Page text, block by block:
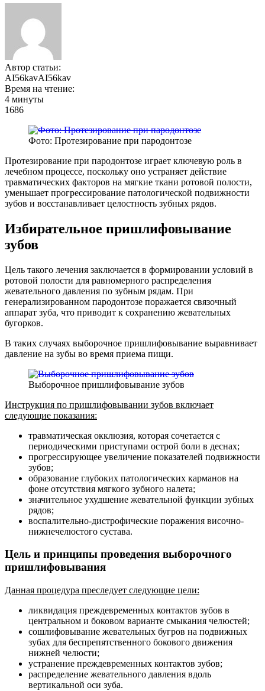
Автор статьи:
AI56kavAI56kav
Время на чтение:
4 минуты
1686
Фото: Протезирование при пародонтозе
Протезирование при пародонтозе играет ключевую роль в
лечебном процессе, поскольку оно устраняет действие
травматических факторов на мягкие ткани ротовой полости,
уменьшает прогрессирование патологической подвижности
зубов и восстанавливает целостность зубных рядов.
Избирательное пришлифовывание
зубов
Цель такого лечения заключается в формировании условий в
ротовой полости для равномерного распределения
жевательного давления по зубным рядам. При
генерализированном пародонтозе поражается связочный
аппарат зуба, что приводит к сохранению жевательных
бугорков.
В таких случаях выборочное пришлифовывание выравнивает
давление на зубы во время приема пищи.
Выборочное пришлифовывание зубов
Инструкция по пришлифовывании зубов включает
следующие показания:
травматическая окклюзия, которая сочетается с
периодическими приступами острой боли в деснах;
прогрессирующее увеличение показателей подвижности
зубов;
образование глубоких патологических карманов на
фоне отсутствия мягкого зубного налета;
значительное ухудшение жевательной функции зубных
рядов;
воспалительно-дистрофические поражения височно-
нижнечелюстого сустава.
Цель и принципы проведения выборочного
пришлифовывания
Данная процедура преследует следующие цели:
ликвидация преждевременных контактов зубов в
центральном и боковом варианте смыкания челюстей;
сошлифовывание жевательных бугров на подвижных
зубах для беспрепятственного бокового движения
нижней челюсти;
устранение преждевременных контактов зубов;
распределение жевательного давления вдоль
вертикальной оси зуба.